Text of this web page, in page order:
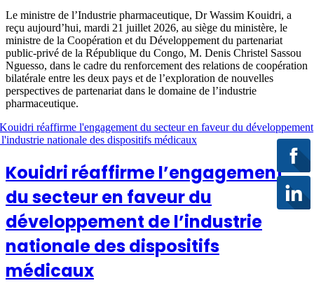
Le ministre de l’Industrie pharmaceutique, Dr Wassim Kouidri, a
reçu aujourd’hui, mardi 21 juillet 2026, au siège du ministère, le
ministre de la Coopération et du Développement du partenariat
public-privé de la République du Congo, M. Denis Christel Sassou
Nguesso, dans le cadre du renforcement des relations de coopération
bilatérale entre les deux pays et de l’exploration de nouvelles
perspectives de partenariat dans le domaine de l’industrie
pharmaceutique.
Kouidri réaffirme l’engagement
du secteur en faveur du
développement de l’industrie
nationale des dispositifs
médicaux